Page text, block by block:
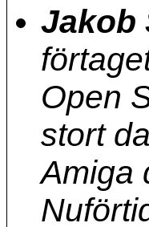
Jakob
Open
stort
Amiga